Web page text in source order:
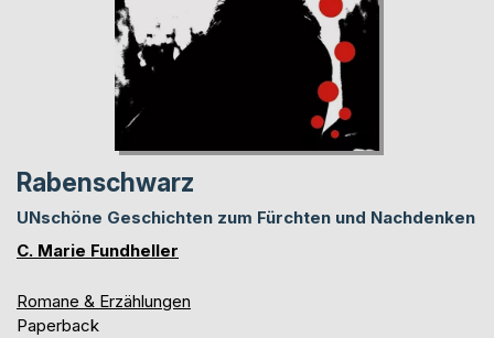
Rabenschwarz
UNschöne Geschichten zum Fürchten und Nachdenken
C. Marie Fundheller
Romane & Erzählungen
Paperback